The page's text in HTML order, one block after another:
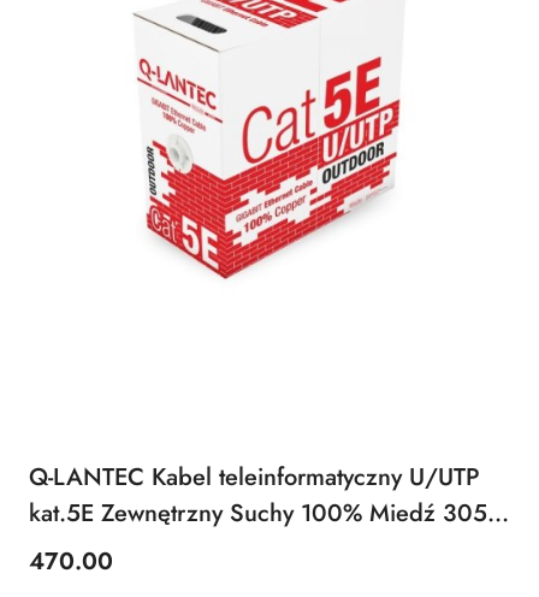
Q-LANTEC Kabel teleinformatyczny U/UTP
kat.5E Zewnętrzny Suchy 100% Miedź 305m
- 10 lat gwarancji
Price:
470.00